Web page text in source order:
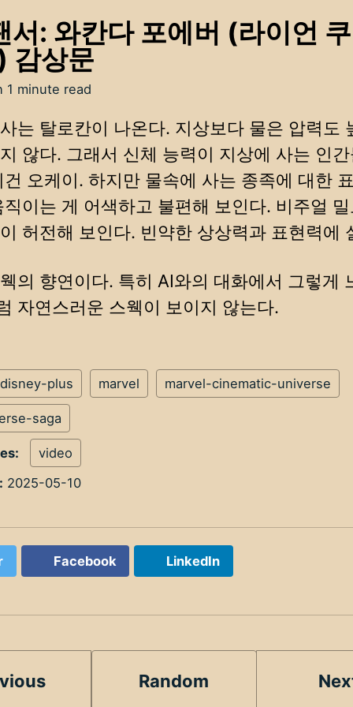
서: 와칸다 포에버 (라이언
상문
minute read
는 탈로칸이 나온다. 지상보다 물은 압력도
않다. 그래서 신체 능력이 지상에 사는 인
오케이. 하지만 물속에 사는 종족에 대한
이는 게 어색하고 불편해 보인다. 비주얼
허전해 보인다. 빈약한 상상력과 표현력에
의 향연이다. 특히 AI와의 대화에서 그렇게
자연스러운 스웩이 보이지 않는다.
disney-plus marvel marvel-cinematic-universe
saga
video
2025-05-10
Facebook LinkedIn
Random